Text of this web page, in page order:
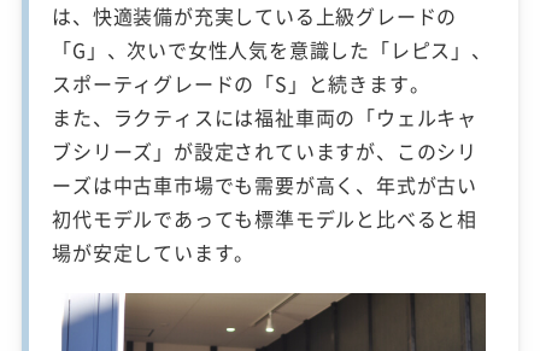
は、快適装備が充実している上級グレードの
「G」、次いで女性人気を意識した「レピス」、
スポーティグレードの「S」と続きます。
また、ラクティスには福祉車両の「ウェルキャ
ブシリーズ」が設定されていますが、このシリ
ーズは中古車市場でも需要が高く、年式が古い
初代モデルであっても標準モデルと比べると相
場が安定しています。